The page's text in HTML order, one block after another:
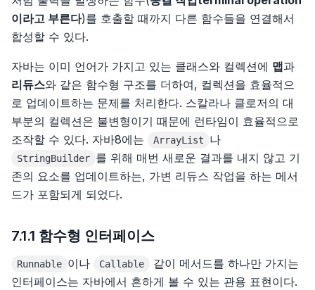
11장, 시스템
12장, 창발성
제너레이터
7장 디스트럭처링
8장 프라미스
9장 비동기 함수, 이터레이터, 제너레이터
10장 템플릿, 태그 함수, 새로운 문자열 함수
11장 새로운 배열 함수, 타입이 있는 배열
13장 모듈
14장 리플렉션-리플렉트과 프록시
6장, 전진하라
8장, 폴리글랏과 폴리패러다임
러닝 고
소개
2장 기본 데이터 타입과 선언
3장 복합 타입
4장 블록, 섀도, 제어 구조
5장 함수
리팩터링
소개
1장, 리팩터링: 첫 번째 예시
2장, 리팩터링 원칙
3장, 코드에서 나는 악취
소프트웨어 아키텍처 101
소개
1장, 서론
2장, 아키텍처 사고
소개
1장 스태프 엔지니어의 유형소개
소개
이라고 부른다)를 호출할 때까지 다른 함수들을 연결해서
합성할 수 있다.
자바는 이미 언어가 가지고 있는 클래스와 컬렉션에 맵과
리듀스와 같은 함수형 구조를 더하여, 컬렉션을 효율적으
로 업데이트하는 문제를 처리한다. 스칼라나 클로저의 대
부분의 컬렉션은 불변형이기 때문에 런타임이 효율적으로
조작할 수 있다. 자바8에는
ArrayList 나
StringBuilder 를 위해 매번 새로운 결과를 내지 않고 기
존의 요소를 업데이트하는, 가변 리듀스 작업을 하는 메서
드가 포함되게 되었다.
7.1.1 함수형 인터페이스
Runnable 이나 Callable
같이 메서드를 하나만 가지는
인터페이스는 자바에서 흔하게 볼 수 있는 관용 표현이다.